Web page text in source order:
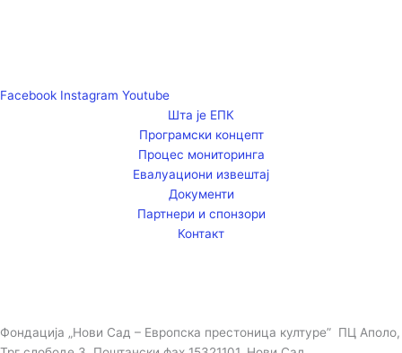
Facebook Instagram Youtube
Шта је ЕПК
Програмски концепт
Процес мониторинга
Евалуациони извештај
Документи
Партнери и спонзори
Контакт
Фондација „Нови Сад – Европска престоница културе” ПЦ Аполо,